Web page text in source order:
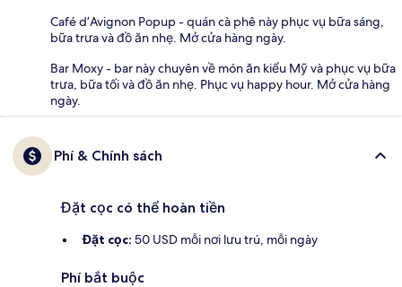
Café d’Avignon Popup - quán cà phê này phục vụ bữa sáng,
bữa trưa và đồ ăn nhẹ. Mở cửa hàng ngày.
Bar Moxy - bar này chuyên về món ăn kiểu Mỹ và phục vụ bữa
trưa, bữa tối và đồ ăn nhẹ. Phục vụ happy hour. Mở cửa hàng
ngày.
Phí & Chính sách
Đặt cọc có thể hoàn tiền
Đặt cọc: 50 USD mỗi nơi lưu trú, mỗi ngày
Phí bắt buộc